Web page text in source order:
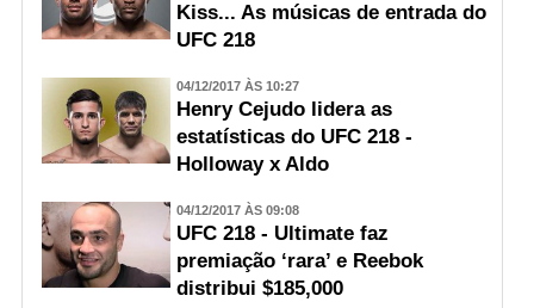
Kiss... As músicas de entrada do
UFC 218
04/12/2017 ÀS 10:27
Henry Cejudo lidera as
estatísticas do UFC 218 -
Holloway x Aldo
04/12/2017 ÀS 09:08
UFC 218 - Ultimate faz
premiação ‘rara’ e Reebok
distribui $185,000